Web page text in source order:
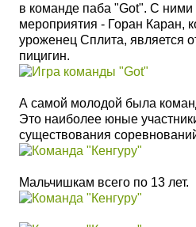
в команде паба "Got". С ними
мероприятия - Горан Каран,
уроженец Сплита, является
пицигин.
А самой молодой была
Это наиболее юные
существования
Мальчишкам всего по 13 лет.